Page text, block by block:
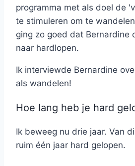
programma met als doel de
te stimuleren om te
ging zo goed dat Bernardine
naar hardlopen.
Ik interviewde Bernardine
als wandelen!
Hoe lang heb je hard
Ik beweeg nu drie jaar. Van
ruim één jaar hard gelopen.